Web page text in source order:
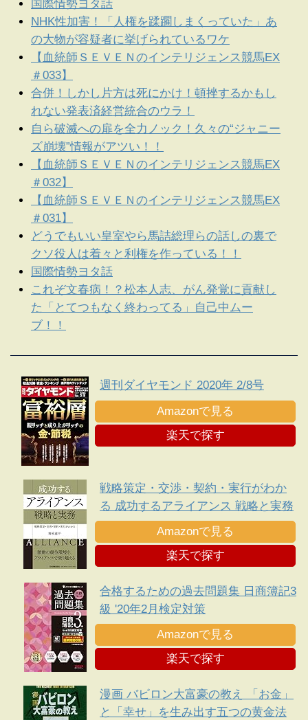
国際情勢ヨタ話
NHK性加害！「人権を蹂躙しまくっていた」あ
の大物が容疑者に挙げられているワケ
【血統師ＳＥＶＥＮのインテリジェンス競馬EX
＃033】
合併！しかし片方は死にかけ！頓挫するかもし
れない発表済経営統合のウラ！
自ら破滅への扉を全力ノック！久々の“ジャニー
ズ崩壊”情報がアツい！！
【血統師ＳＥＶＥＮのインテリジェンス競馬EX
＃032】
【血統師ＳＥＶＥＮのインテリジェンス競馬EX
＃031】
どうでもいい皇室やら馬詰総理らの話しの裏で
クソ役人は着々と利権を作っている！！
国際情勢ヨタ話
これぞ文春病！？松本人志、がん発覚に貢献し
た「とてつもなく終わってる」自己中ムー
ブ！！
週刊ダイヤモンド 2020年 2/8号
Amazonで見る
楽天で探す
戦略策定・交渉・契約・実行がわか
る 成功するアライアンス 戦略と実務
Amazonで見る
楽天で探す
合格するための過去問題集 日商簿記3
級 '20年2月検定対策
Amazonで見る
楽天で探す
漫画 バビロン大富豪の教え 「お金」
と「幸せ」を生み出す五つの黄金法